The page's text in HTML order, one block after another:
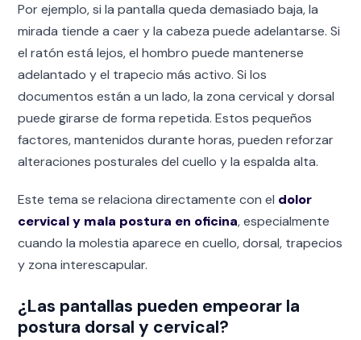
Por ejemplo, si la pantalla queda demasiado baja, la
mirada tiende a caer y la cabeza puede adelantarse. Si
el ratón está lejos, el hombro puede mantenerse
adelantado y el trapecio más activo. Si los
documentos están a un lado, la zona cervical y dorsal
puede girarse de forma repetida. Estos pequeños
factores, mantenidos durante horas, pueden reforzar
alteraciones posturales del cuello y la espalda alta.
Este tema se relaciona directamente con el dolor
cervical y mala postura en oficina, especialmente
cuando la molestia aparece en cuello, dorsal, trapecios
y zona interescapular.
¿Las pantallas pueden empeorar la
postura dorsal y cervical?